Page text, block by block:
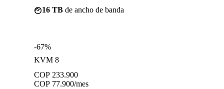
16 TB de ancho de banda
-67%
KVM 8
COP 233.900
COP 77.900/mes